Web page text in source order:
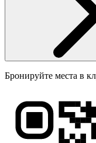
Бронируйте места в